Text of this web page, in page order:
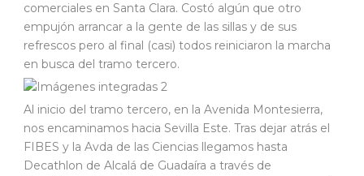
comerciales en Santa Clara. Costó algún que otro
empujón arrancar a la gente de las sillas y de sus
refrescos pero al final (casi) todos reiniciaron la marcha
en busca del tramo tercero.
Al inicio del tramo tercero, en la Avenida Montesierra,
nos encaminamos hacia Sevilla Este. Tras dejar atrás el
FIBES y la Avda de las Ciencias llegamos hasta
Decathlon de Alcalá de Guadaíra a través de